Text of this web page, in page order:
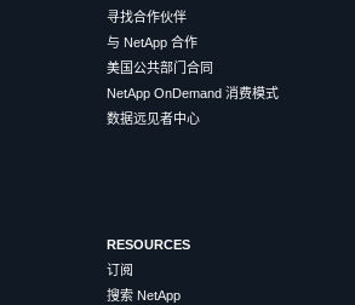
寻找合作伙伴
与 NetApp 合作
美国公共部门合同
NetApp OnDemand 消费模式
数据远见者中心
RESOURCES
订阅
搜索 NetApp